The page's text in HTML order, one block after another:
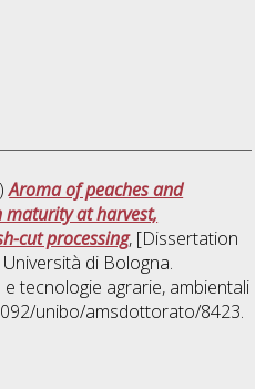
Aroma of peaches and
maturity at harvest,
cut processing, [Dissertation
di Bologna.
e tecnologie agrarie, ambientali
unibo/amsdottorato/8423.